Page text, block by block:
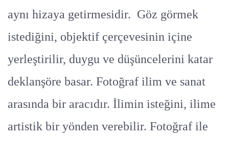
aynı hizaya getirmesidir. Göz görmek
istediğini, objektif çerçevesinin içine
yerleştirilir, duygu ve düşüncelerini katar
deklanşöre basar. Fotoğraf ilim ve sanat
arasında bir aracıdır. İlimin isteğini, ilime
artistik bir yönden verebilir. Fotoğraf ile